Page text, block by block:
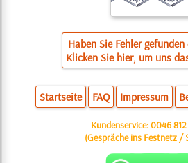
Haben Sie Fehler gefunden
Klicken Sie hier, um uns
Startseite FAQ Impressum
Kundenservice:0046
(Gespräche ins Festnetz /